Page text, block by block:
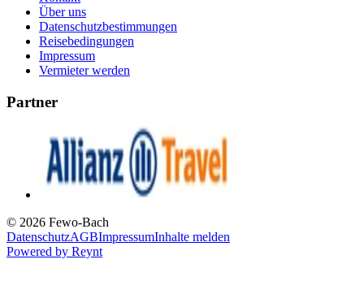
Über uns
Datenschutzbestimmungen
Reisebedingungen
Impressum
Vermieter werden
Partner
© 2026 Fewo-Bach
DatenschutzAGBImpressumInhalte melden
Powered by Reynt